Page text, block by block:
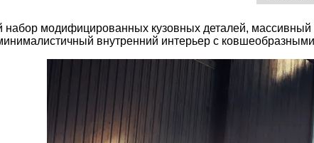
набор модифицированных кузовных деталей,
внутренний интерьер с